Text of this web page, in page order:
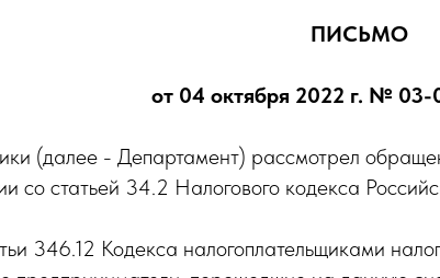
ПИСЬМО
от 04 октября 2022 г. №
(далее - Департамент) рассмотрел
со статьей 34.2 Налогового кодекса
346.12 Кодекса налогоплательщиками